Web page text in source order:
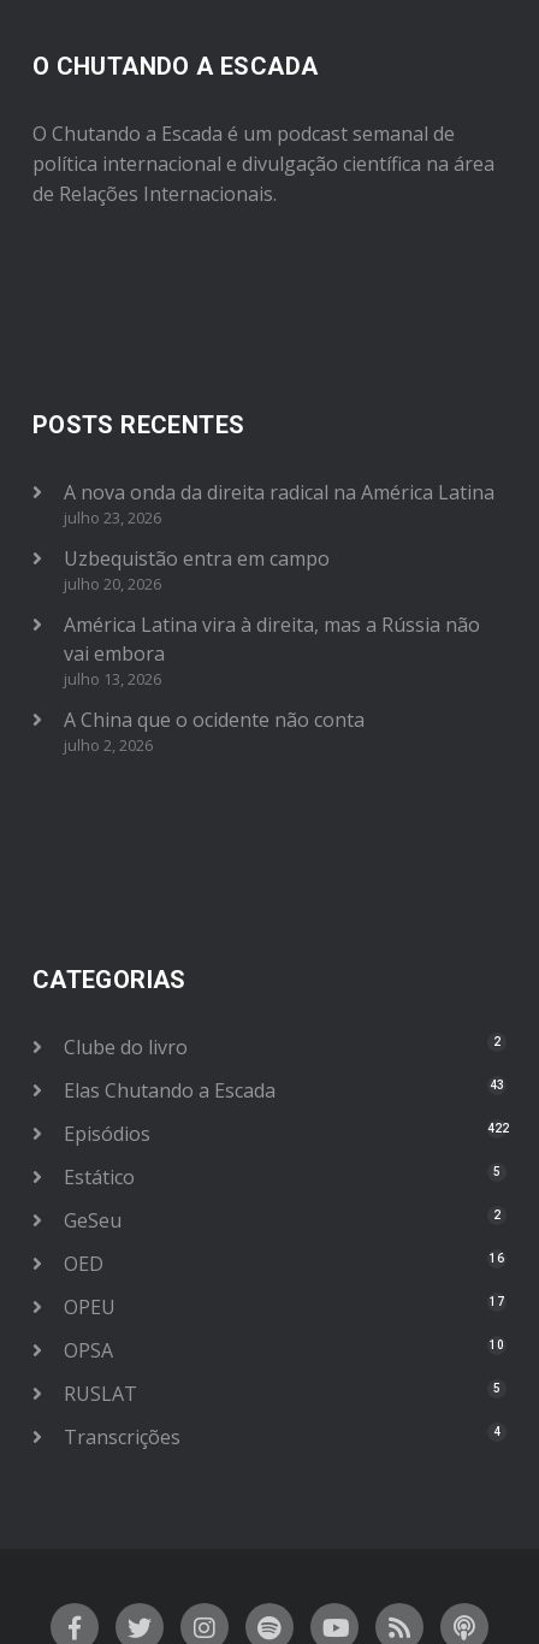
O CHUTANDO A ESCADA
O Chutando a Escada é um podcast semanal de
política internacional e divulgação científica na área
de Relações Internacionais.
POSTS RECENTES
A nova onda da direita radical na América Latina
julho 23, 2026
Uzbequistão entra em campo
julho 20, 2026
América Latina vira à direita, mas a Rússia não
vai embora
julho 13, 2026
A China que o ocidente não conta
julho 2, 2026
CATEGORIAS
Clube do livro 2
Elas Chutando a Escada 43
Episódios 422
Estático 5
GeSeu 2
OED 16
OPEU 17
OPSA 10
RUSLAT 5
Transcrições 4